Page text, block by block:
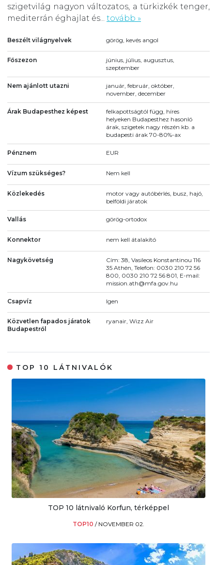
szigetvilág nagyon változatos, a türkizkék tenger,
mediterrán éghajlat és... tovább »
Beszélt világnyelvek görög, kevés angol
Főszezon
június, július, augusztus,
szeptember
Nem ajánlott utazni
január, február, október,
november, december
Árak Budapesthez képest
felkapottságtól függ, híres
helyeken Budapesthez hasonló
árak, szigetek nagy részén kb. a
budapesti árak 70-80%-ax
Pénznem EUR
Vízum szükséges? Nem kell
Közlekedés
motor vagy autóbérlés, busz, hajó,
belföldi járatok
Vallás görög-ortodox
Konnektor nem kell átalakító
Nagykövetség
Cím: 38, Vasileos Konstantinou 116
35 Athén, Telefon: 0030 210 72 56
800, 0030 210 72 56 801, E-mail:
mission.ath@mfa.gov.hu
Csapvíz Igen
Közvetlen fapados járatok
Budapestről
ryanair, Wizz Air
TOP 10 LÁTNIVALÓK
TOP 10 látnivaló Korfun, térképpel
TOP10 / NOVEMBER 02.